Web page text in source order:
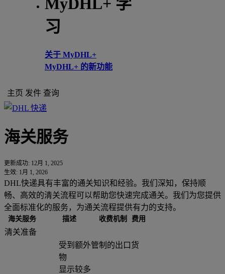
MyDHL+ 学
习
关于 MyDHL+
MyDHL+ 的新功能
主页 发件 查询
海关服务
更新成功: 12月 1, 2025
生效: 1月 1, 2026
DHL快递具有丰富的通关知识和经验。我们深知，保持顺
畅、高效的清关流程可以帮助您快速完成通关。我们为您提供
全面标准化的服务，为通关流程提供有力的支持。
海关服务 描述 收费机制 费用
清关准备
受到额外管制的出口货
物
显示较多